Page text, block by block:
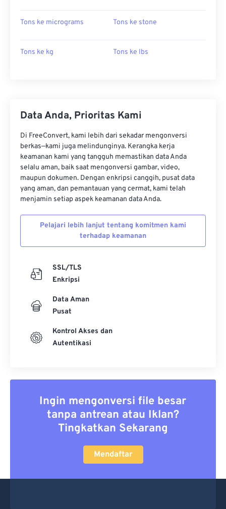
Tons ke micrograms Tons ke stone
Tons ke kg Tons ke lbs
Data Anda, Prioritas Kami
Di FreeConvert, kami lebih dari sekadar mengonversi
berkas—kami juga melindunginya. Kerangka kerja
keamanan kami yang tangguh memastikan data Anda
selalu aman, baik saat mengonversi gambar, video,
maupun dokumen. Dengan enkripsi canggih, pusat data
yang aman, dan pemantauan yang cermat, kami telah
menjamin setiap aspek keamanan data Anda.
Pelajari lebih lanjut tentang komitmen kami
terhadap keamanan
SSL/TLS
Enkripsi
Data Aman
Pusat
Kontrol Akses dan
Autentikasi
Ingin mengonversi file besar
tanpa antrean atau Iklan?
Tingkatkan Sekarang
Mendaftar